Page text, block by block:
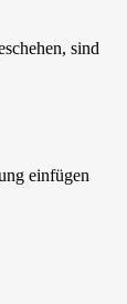
sind
einfügen